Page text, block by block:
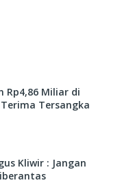
Rp4,86 Miliar di
Tersangka
Kliwir : Jangan